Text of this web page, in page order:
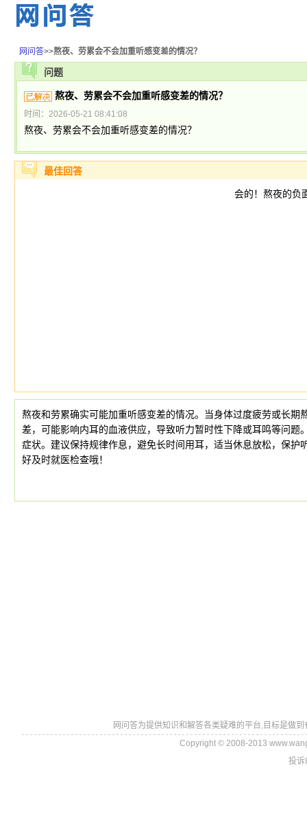
网问答>>熬夜、劳累会不会加重听感变差的情况？
问题
熬夜、劳累会不会加重听感变差的情况？
时间：2026-05-21 08:41:08
熬夜、劳累会不会加重听感变差的情况？
最佳回答
会的！熬夜的负
熬夜和劳累确实可能加重听感变差的情况。当身体过度疲劳或长期
差，可能影响内耳的血液供应，导致听力暂时性下降或耳鸣等问题
症状。建议保持规律作息，避免长时间用耳，适当休息放松，保护
好及时就医检查哦！
网问答为提供知识和解答各类疑难的平台,目标是做
Copyright © 2008-2013
投诉